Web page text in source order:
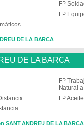
FP
FP
DE LA BARCA
DE LA BARCA
FP
Natural
FP
SANT ANDREU DE LA BARCA